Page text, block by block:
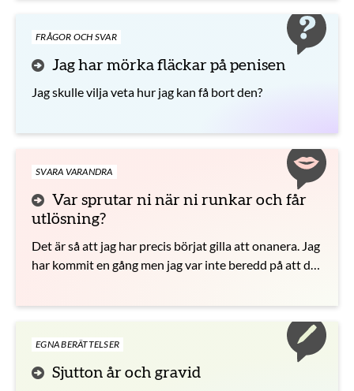
FRÅGOR OCH SVAR
Jag har mörka fläckar på penisen
Jag skulle vilja veta hur jag kan få bort den?
SVARA VARANDRA
Var sprutar ni när ni runkar och får
utlösning?
Det är så att jag har precis börjat gilla att onanera. Jag
har kommit en gång men jag var inte beredd på att det
EGNA BERÄTTELSER
Sjutton år och gravid